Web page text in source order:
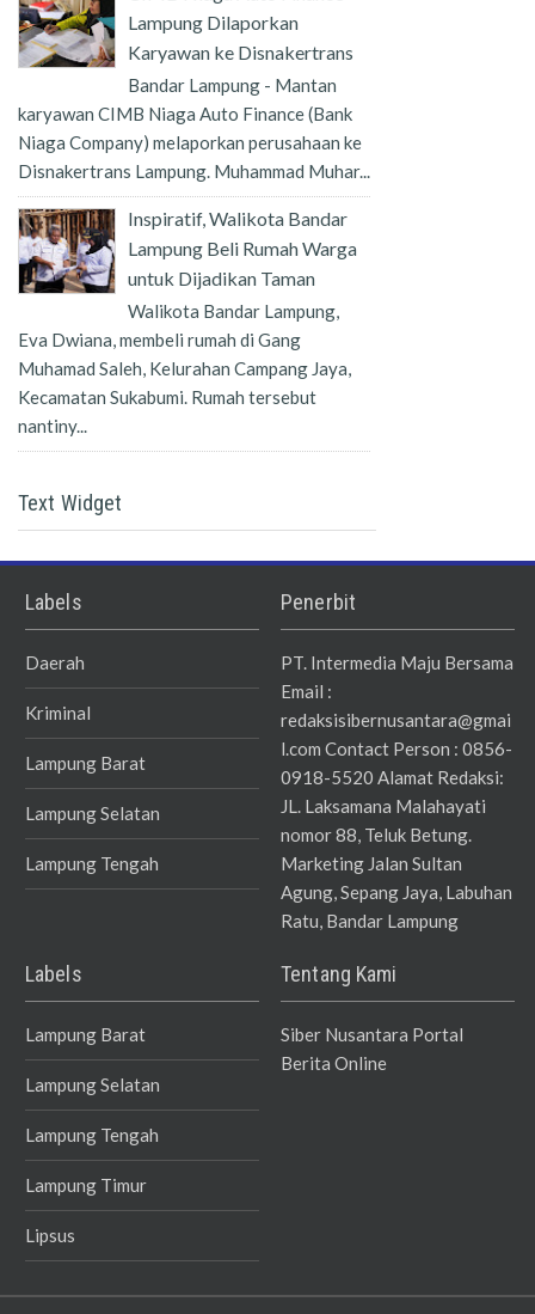
Lampung Dilaporkan
Karyawan ke Disnakertrans
Bandar Lampung - Mantan
karyawan CIMB Niaga Auto Finance (Bank
Niaga Company) melaporkan perusahaan ke
Disnakertrans Lampung. Muhammad Muhar...
Inspiratif, Walikota Bandar
Lampung Beli Rumah Warga
untuk Dijadikan Taman
Walikota Bandar Lampung,
Eva Dwiana, membeli rumah di Gang
Muhamad Saleh, Kelurahan Campang Jaya,
Kecamatan Sukabumi. Rumah tersebut
nantiny...
Text Widget
Labels
Daerah
Kriminal
Lampung Barat
Lampung Selatan
Lampung Tengah
Penerbit
PT. Intermedia Maju Bersama
Email :
redaksisibernusantara@gmai
l.com Contact Person : 0856-
0918-5520 Alamat Redaksi:
JL. Laksamana Malahayati
nomor 88, Teluk Betung.
Marketing Jalan Sultan
Agung, Sepang Jaya, Labuhan
Ratu, Bandar Lampung
Labels
Lampung Barat
Lampung Selatan
Lampung Tengah
Lampung Timur
Lipsus
Tentang Kami
Siber Nusantara Portal
Berita Online